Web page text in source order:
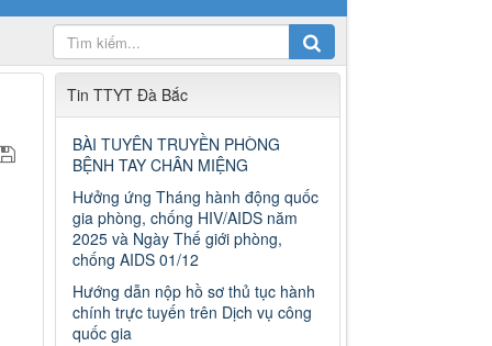
Tin TTYT Đà Bắc
BÀI TUYÊN TRUYỀN PHÒNG
BỆNH TAY CHÂN MIỆNG
Hưởng ứng Tháng hành động quốc
gia phòng, chống HIV/AIDS năm
2025 và Ngày Thế giới phòng,
chống AIDS 01/12
Hướng dẫn nộp hồ sơ thủ tục hành
chính trực tuyến trên Dịch vụ công
quốc gia